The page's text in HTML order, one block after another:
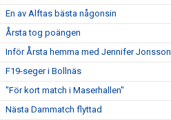
En av Alftas bästa någonsin
Årsta tog poängen
Inför Årsta hemma med Jennifer Jonsson
F19-seger i Bollnäs
"För kort match i Maserhallen"
Nästa Dammatch flyttad